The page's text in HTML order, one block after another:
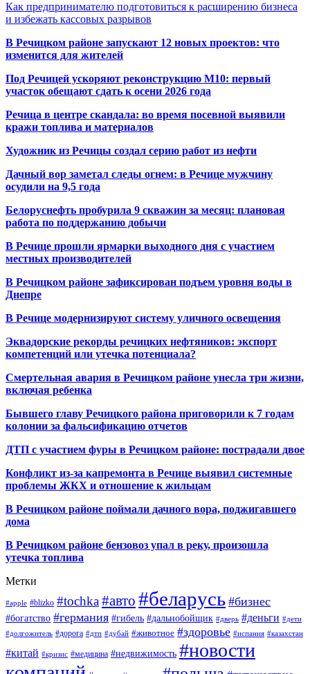
Как предпринимателю подготовиться к расширению бизнеса
и избежать кассовых разрывов
В Речицком районе запускают 12 новых проектов: что
изменится для жителей
Под Речицей ускоряют реконструкцию М10: первый
участок обещают сдать к осени 2026 года
Речица в центре скандала: во время посевной выявили
кражи топлива и материалов
Художник из Речицы создал серию работ из нефти
Дачный вор заметал следы огнем: в Речице мужчину
осудили на 9,5 года
Белоруснефть пробурила 9 скважин за месяц: плановая
работа по поддержанию добычи
В Речице прошли ярмарки выходного дня с участием
местных производителей
В Речицком районе зафиксирован подъем уровня воды в
Днепре
В Речице модернизируют систему уличного освещения
Эквадорские рекорды речицких нефтяников: экспорт
компетенций или утечка потенциала?
Смертельная авария в Речицком районе унесла три жизни,
включая ребенка
Бывшего главу Речицкого района приговорили к 7 годам
колонии за фальсификацию отчетов
ДТП с участием фуры в Речицком районе: пострадали двое
Конфликт из-за капремонта в Речице выявил системные
проблемы ЖКХ и отношение к жильцам
В Речицком районе поймали дачного вора, поджигавшего
дома
В Речицком районе бензовоз упал в реку, произошла
утечка топлива
Метки
#apple #blizko #tochka#авто #беларусь #бизнес
#богатство #германия #гибель #дальнобойщик #дверь #деньги #дети
#долгожитель #дорога #дтп #дубай #животное #здоровье #испания #казахстан
#китай #кризис #медицина #недвижимость #новости